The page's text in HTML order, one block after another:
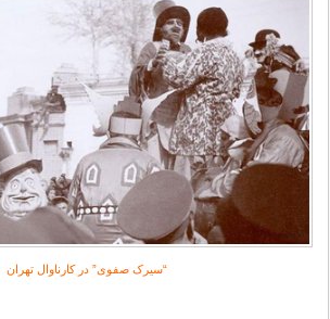
“سيرک صفوی” در کارناوال تهران